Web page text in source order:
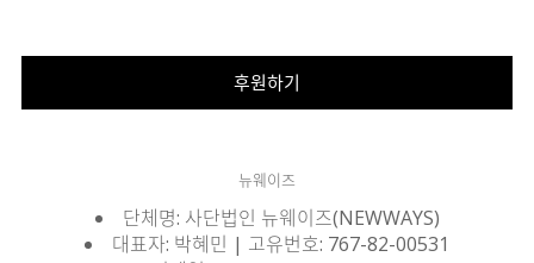
후원하기
뉴웨이즈
단체명: 사단법인 뉴웨이즈(NEWWAYS)
대표자: 박혜민 | 고유번호: 767-82-00531